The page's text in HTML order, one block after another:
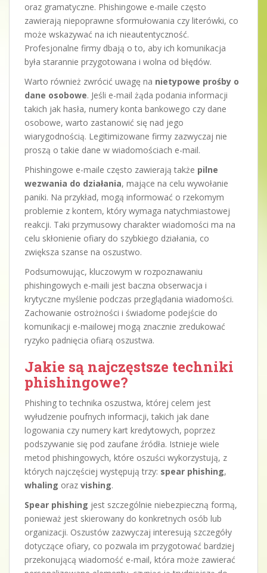
oraz gramatyczne. Phishingowe e-maile często
zawierają niepoprawne sformułowania czy literówki, co
może wskazywać na ich nieautentyczność.
Profesjonalne firmy dbają o to, aby ich komunikacja
była starannie przygotowana i wolna od błędów.
Warto również zwrócić uwagę na nietypowe prośby o
dane osobowe. Jeśli e-mail żąda podania informacji
takich jak hasła, numery konta bankowego czy dane
osobowe, warto zastanowić się nad jego
wiarygodnością. Legitimizowane firmy zazwyczaj nie
proszą o takie dane w wiadomościach e-mail.
Phishingowe e-maile często zawierają także pilne
wezwania do działania, mające na celu wywołanie
paniki. Na przykład, mogą informować o rzekomym
problemie z kontem, który wymaga natychmiastowej
reakcji. Taki przymusowy charakter wiadomości ma na
celu skłonienie ofiary do szybkiego działania, co
zwiększa szanse na oszustwo.
Podsumowując, kluczowym w rozpoznawaniu
phishingowych e-maili jest baczna obserwacja i
krytyczne myślenie podczas przeglądania wiadomości.
Zachowanie ostrożności i świadome podejście do
komunikacji e-mailowej mogą znacznie zredukować
ryzyko padnięcia ofiarą oszustwa.
Jakie są najczęstsze techniki
phishingowe?
Phishing to technika oszustwa, której celem jest
wyłudzenie poufnych informacji, takich jak dane
logowania czy numery kart kredytowych, poprzez
podszywanie się pod zaufane źródła. Istnieje wiele
metod phishingowych, które oszuści wykorzystują, z
których najczęściej występują trzy: spear phishing,
whaling oraz vishing.
Spear phishing jest szczególnie niebezpieczną formą,
ponieważ jest skierowany do konkretnych osób lub
organizacji. Oszustów zazwyczaj interesują szczegóły
dotyczące ofiary, co pozwala im przygotować bardziej
przekonującą wiadomość e-mail, która może zawierać